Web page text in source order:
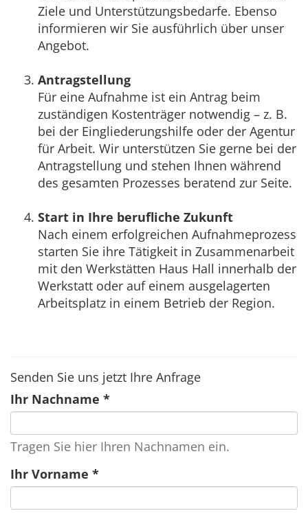
Ziele und Unterstützungsbedarfe. Ebenso
informieren wir Sie ausführlich über unser
Angebot.
Antragstellung
Für eine Aufnahme ist ein Antrag beim
zuständigen Kostenträger notwendig – z. B.
bei der Eingliederungshilfe oder der Agentur
für Arbeit. Wir unterstützen Sie gerne bei der
Antragstellung und stehen Ihnen während
des gesamten Prozesses beratend zur Seite.
Start in Ihre berufliche Zukunft
Nach einem erfolgreichen Aufnahmeprozess
starten Sie ihre Tätigkeit in Zusammenarbeit
mit den Werkstätten Haus Hall innerhalb der
Werkstatt oder auf einem ausgelagerten
Arbeitsplatz in einem Betrieb der Region.
Senden Sie uns jetzt Ihre Anfrage
Ihr Nachname *
Tragen Sie hier Ihren Nachnamen ein.
Ihr Vorname *